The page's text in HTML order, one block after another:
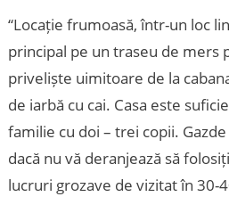
“Locație frumoasă, într-un loc
principal pe un traseu de mers
priveliște uimitoare de la
de iarbă cu cai. Casa este
familie cu doi – trei copii.
dacă nu vă deranjează să
lucruri grozave de vizitat în 30-